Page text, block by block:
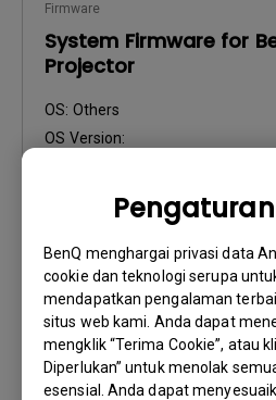
BenQ menghargai privasi data
cookie dan teknologi serupa
mendapatkan pengalaman
situs web kami. Anda dapat
mengklik “Terima Cookie”, atau
Diperlukan” untuk menolak
esensial. Anda dapat
Firmware
System Firmware for
Projector
OS: Others
OS Version:
2024/06/20
Ukuran File:
523.67 MB
Unduh